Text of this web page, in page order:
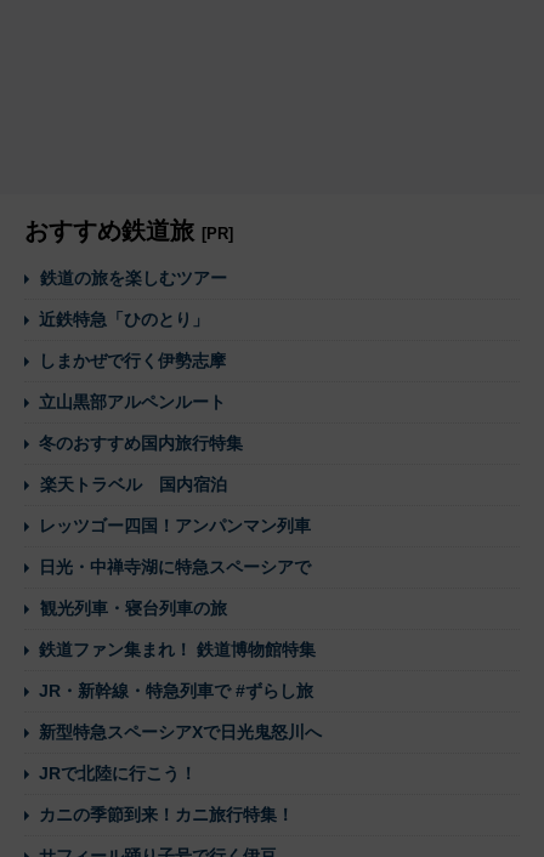
おすすめ鉄道旅 [PR]
鉄道の旅を楽しむツアー
近鉄特急「ひのとり」
しまかぜで行く伊勢志摩
立山黒部アルペンルート
冬のおすすめ国内旅行特集
楽天トラベル 国内宿泊
レッツゴー四国！アンパンマン列車
日光・中禅寺湖に特急スペーシアで
観光列車・寝台列車の旅
鉄道ファン集まれ！ 鉄道博物館特集
JR・新幹線・特急列車で #ずらし旅
新型特急スペーシアXで日光鬼怒川へ
JRで北陸に行こう！
カニの季節到来！カニ旅行特集！